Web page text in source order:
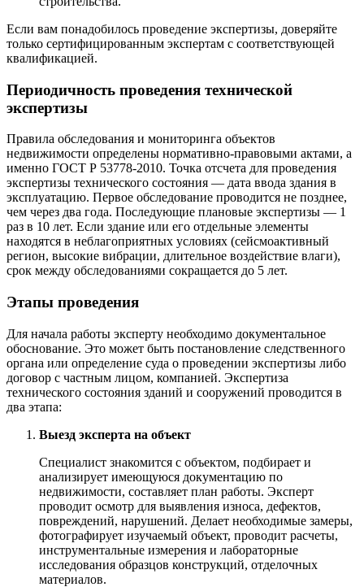
Если вам понадобилось проведение экспертизы, доверяйте
только сертифицированным экспертам с соответствующей
квалификацией.
Периодичность проведения технической
экспертизы
Правила обследования и мониторинга объектов
недвижимости определены нормативно-правовыми актами, а
именно ГОСТ Р 53778-2010. Точка отсчета для проведения
экспертизы технического состояния — дата ввода здания в
эксплуатацию. Первое обследование проводится не позднее,
чем через два года. Последующие плановые экспертизы — 1
раз в 10 лет. Если здание или его отдельные элементы
находятся в неблагоприятных условиях (сейсмоактивный
регион, высокие вибрации, длительное воздействие влаги),
срок между обследованиями сокращается до 5 лет.
Этапы проведения
Для начала работы эксперту необходимо документальное
обоснование. Это может быть постановление следственного
органа или определение суда о проведении экспертизы либо
договор с частным лицом, компанией. Экспертиза
технического состояния зданий и сооружений проводится в
два этапа:
Выезд эксперта на объект
Специалист знакомится с объектом, подбирает и
анализирует имеющуюся документацию по
недвижимости, составляет план работы. Эксперт
проводит осмотр для выявления износа, дефектов,
повреждений, нарушений. Делает необходимые замеры,
фотографирует изучаемый объект, проводит расчеты,
инструментальные измерения и лабораторные
исследования образцов конструкций, отделочных
материалов.